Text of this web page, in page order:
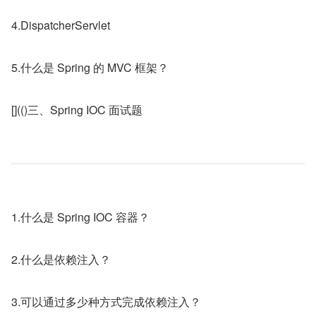
4.DispatcherServlet
5.什么是 Spring 的 MVC 框架？
[](()三、Spring IOC 面试题
1.什么是 Spring IOC 容器？
2.什么是依赖注入？
3.可以通过多少种方式完成依赖注入？